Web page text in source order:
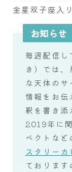
金星双子座入り
お知らせ
毎週配信し
き）では
な天体の
情報をお伝
釈を書き添
2019年に
ペクトなど
スタリーカ
ておりま